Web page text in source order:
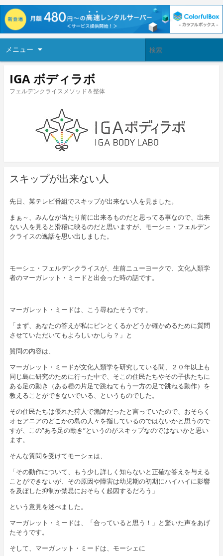
メニュー
IGA ボディラボ
フェルデンクライスメソッド＆整体
スキップが出来ない人
先日、某テレビ番組でスキップが出来ない人を見ました。
まぁ～、みんなが当たり前に出来るものだと思ってる事なので、出来
ない人を見ると滑稽に映るのだと思いますが、モーシェ・フェルデン
クライスの逸話を思い出しました。
モーシェ・フェルデンクライスが、生前ニューヨークで、文化人類学
者のマーガレット・ミードと出会った時の話です。
マーガレット・ミードは、こう尋ねたそうです。
「まず、あなたの答えが私にピンとくるかどうか確かめるために質問
させていただいてもよろしいかしら？」と
質問の内容は、
マーガレット・ミードが文化人類学を研究している間、２０年以上も
同じ島に研究のために行った中で、そこの住民たちやその子供たちに
ある足の動き（ある種の片足で跳ねてもう一方の足で跳ねる動作）を
教えることができないでいる、というものでした。
その住民たちは優れた狩人で漁師だったと言っていたので、おそらく
オセアニアのどこかの島の人々を指しているのではないかと思うので
すが、この”ある足の動き”というのがスキップなのではないかと思い
ます。
そんな質問を受けてモーシェは、
「その動作について、もう少し詳しく知らないと正確な答えを与える
ことができないが、その原因や障害は幼児期の初期にハイハイに影響
を及ぼした抑制か禁忌におそらく起因するだろう」
という意見を述べました。
マーガレット・ミードは、「合っていると思う！」と驚いた声をあげ
たそうです。
そして、マーガレット・ミードは、モーシェに